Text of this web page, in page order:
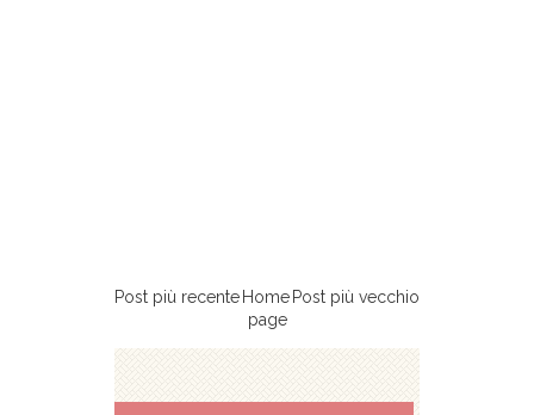
Post più recente Post più vecchio
Home
page